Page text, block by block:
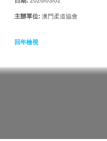
主辦單位: 澳門柔道協會
回年檢視